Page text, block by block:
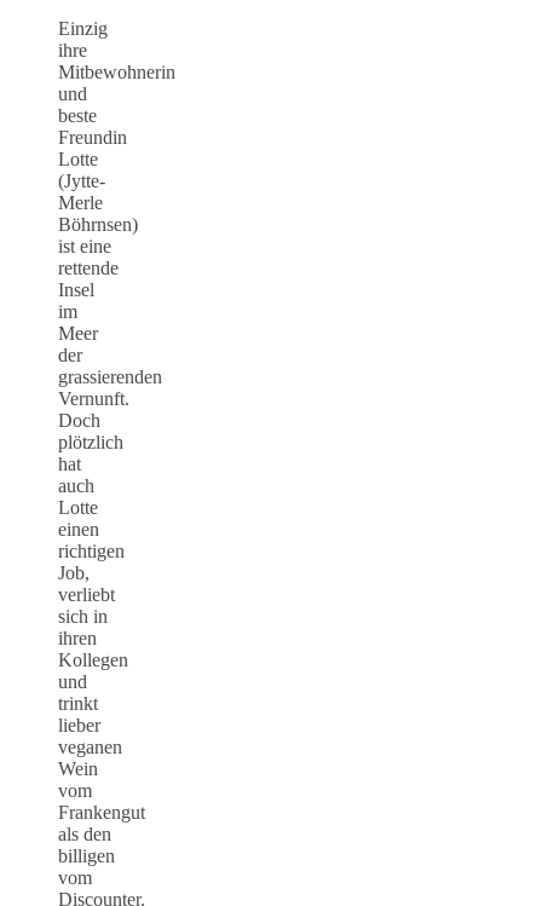
Einzig
ihre
Mitbewohnerin
und
beste
Freundin
Lotte
(Jytte-
Merle
Böhrnsen)
ist eine
rettende
Insel
im
Meer
der
grassierenden
Vernunft.
Doch
plötzlich
hat
auch
Lotte
einen
richtigen
Job,
verliebt
sich in
ihren
Kollegen
und
trinkt
lieber
veganen
Wein
vom
Frankengut
als den
billigen
vom
Discounter.